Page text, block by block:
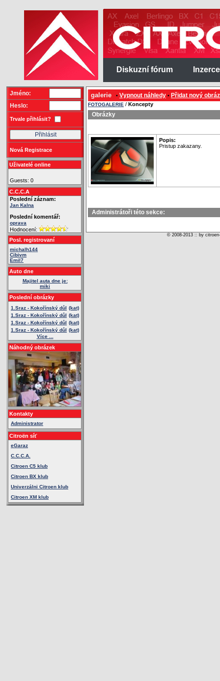
Diskuzní fórum Inzerce
Jméno:
Heslo:
Trvale přihlásit?
Nová Registrace
Uživatelé online
Guests: 0
C.C.C.A
Poslední záznam:
Jan Kalna
Poslední komentář:
oprava
Hodnocení:
Posl. registrovaní
michalh144
Cibivm
Emil7
Auto dne
Majitel auta dne je:
miki
Poslední obrázky
1.Sraz - Kokořínský důl (kat)
1.Sraz - Kokořínský důl (kat)
1.Sraz - Kokořínský důl (kat)
1.Sraz - Kokořínský důl (kat)
Více ...
Náhodný obrázek
Kontakty
Administrator
Citroën síť
eGaraz
C.C.C.A.
Citroen C5 klub
Citroen BX klub
Univerzálni Citroen klub
Citroen XM klub
galerie • Vypnout náhledy • Přidat nový
FOTOGALERIE / Koncepty
Obrázky
Popis:
Pristup zakazany.
Administrátoři této sekce:
© 2008-2013 :: by